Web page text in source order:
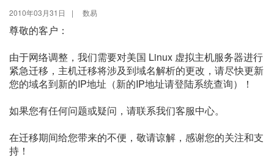
2010年03月31日 | 数易
尊敬的客户：
由于网络调整，我们需要对美国 Linux 虚拟主机服务器进行
紧急迁移，主机迁移将涉及到域名解析的更改，请尽快更新
您的域名到新的IP地址（新的IP地址请登陆系统查询）！
如果您有任何问题或疑问，请联系我们客服中心。
在迁移期间给您带来的不便，敬请谅解，感谢您的关注和支
持！